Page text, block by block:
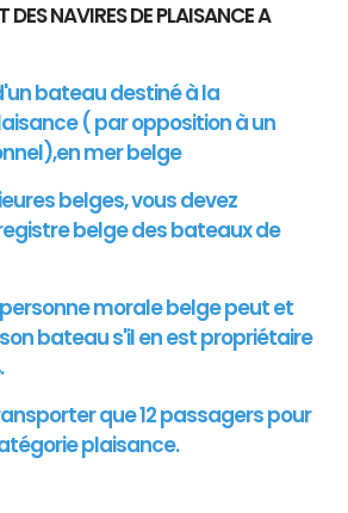
DES NAVIRES DE PLAISANCE A
bateau destiné à la
( par opposition à un
mer belge
belges, vous devez
belge des bateaux de
morale belge peut et
bateau s'il en est propriétaire
que 12 passagers pour
plaisance.